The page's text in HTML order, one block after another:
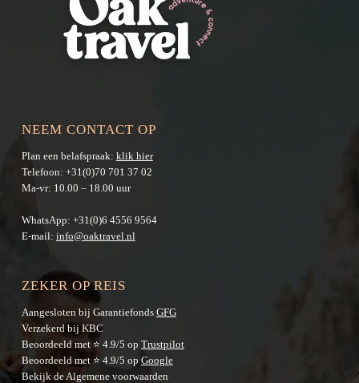
NEEM CONTACT OP
Plan een belafspraak: klik hier
Telefoon: +31(0)70 701 37 02
Ma-vr: 10.00 – 18.00 uur
WhatsApp: +31(0)6 4556 9564
E-mail: info@oaktravel.nl
ZEKER OP REIS
Aangesloten bij Garantiefonds GFG
Verzekerd bij KBC
Beoordeeld met ⭐ 4.9/5 op Trustpilot
Beoordeeld met ⭐ 4.9/5 op Google
Bekijk deAlgemene voorwaarden